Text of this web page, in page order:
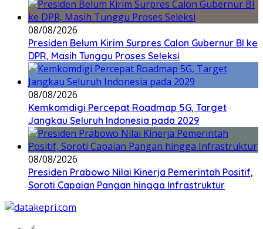
08/08/2026
Presiden Belum Kirim Surpres Calon Gubernur BI ke
DPR, Masih Tunggu Proses Seleksi
08/08/2026
Kemkomdigi Percepat Roadmap 5G, Target
Jangkau Seluruh Indonesia pada 2029
08/08/2026
Presiden Prabowo Nilai Kinerja Pemerintah Positif,
Soroti Capaian Pangan hingga Infrastruktur